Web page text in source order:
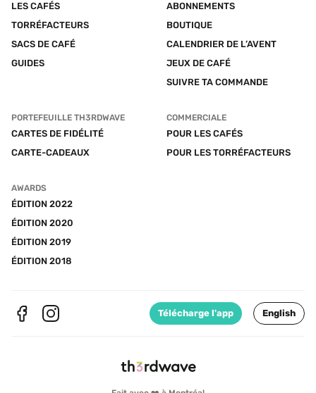
LES CAFÉS
TORRÉFACTEURS
SACS DE CAFÉ
GUIDES
ABONNEMENTS
BOUTIQUE
CALENDRIER DE L’AVENT
JEUX DE CAFÉ
SUIVRE TA COMMANDE
PORTEFEUILLE TH3RDWAVE
CARTES DE FIDÉLITÉ
CARTE-CADEAUX
COMMERCIALE
POUR LES CAFÉS
POUR LES TORRÉFACTEURS
AWARDS
ÉDITION 2022
ÉDITION 2020
ÉDITION 2019
ÉDITION 2018
Télécharge l'app English